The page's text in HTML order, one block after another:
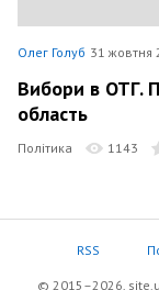
Олег Голуб 31 жовтня
Вибори в ОТГ.
область
Політика 1143
RSS
© 2015–2026,